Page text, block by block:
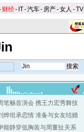
财经- IT-汽车- 房产-女人 -TV
笔畅首演会 携王力宏秀舞技
烨坦承恋情 准备与女友结婚
能静穿低胸装与周董扯关系